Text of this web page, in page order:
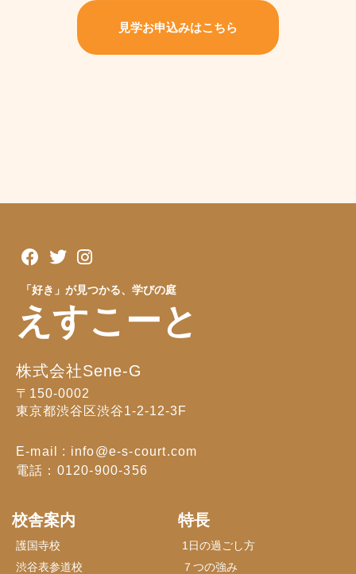
見学お申込みはこちら
「好き」が見つかる、学びの庭
えすこーと
株式会社Sene-G
〒150-0002
東京都渋谷区渋谷1-2-12-3F
E-mail : info@e-s-court.com
電話：0120-900-356
校舎案内
護国寺校
渋谷表参道校
特長
1日の過ごし方
７つの強み